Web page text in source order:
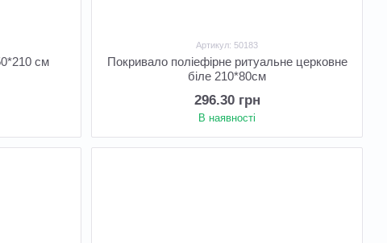
см
Артикул: 50183
Покривало поліефірне ритуальне церковне
біле 210*80см
296.30 грн
В наявності